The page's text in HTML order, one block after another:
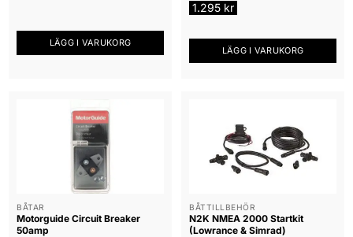
LÄGG I VARUKORG
1.295 kr
LÄGG I VARUKORG
BÅTAR
Motorguide Circuit Breaker
50amp
BÅTTILLBEHÖR
N2K NMEA 2000 Startkit
(Lowrance & Simrad)